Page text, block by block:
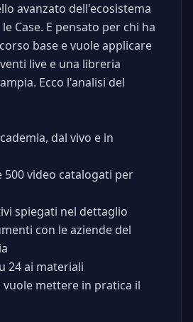
avanzato dell'ecosistema
Case. E pensato per chi ha
base e vuole applicare
live e una libreria
Ecco l'analisi del
dal vivo e in
video catalogati per
spiegati nel dettaglio
con le aziende del
24 ai materiali
mettere in pratica il